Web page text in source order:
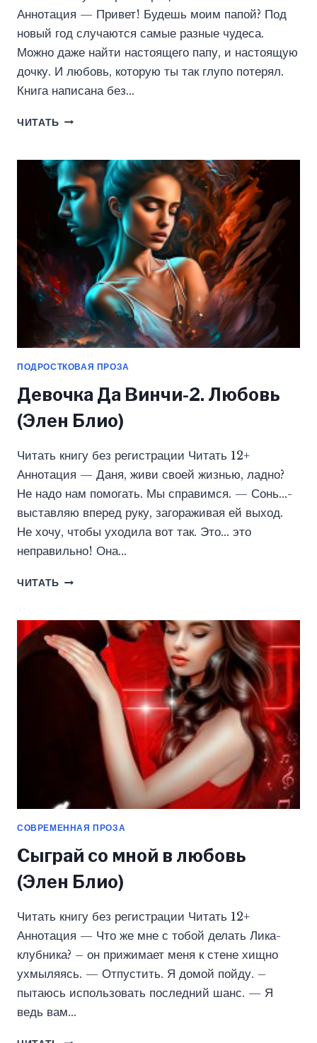
Аннотация — Привет! Будешь моим папой? Под
новый год случаются самые разные чудеса.
Можно даже найти настоящего папу, и настоящую
дочку. И любовь, которую ты так глупо потерял.
Книга написана без…
ЧИТАТЬ НОВОГОДНЕЕ
БЫВШЕГО
(ЭЛЕН
БЛИО)
ПОДРОСТКОВАЯ ПРОЗА
Девочка Да Винчи-2. Любовь
(Элен Блио)
Читать книгу без регистрации Читать 12+
Аннотация — Даня, живи своей жизнью, ладно?
Не надо нам помогать. Мы справимся. — Сонь…-
выставляю вперед руку, загораживая ей выход.
Не хочу, чтобы уходила вот так. Это… это
неправильно! Она…
ЧИТАТЬ ДЕВОЧКА
ЛЮБОВЬ
(ЭЛЕН
БЛИО)
СОВРЕМЕННАЯ ПРОЗА
Сыграй со мной в любовь
(Элен Блио)
Читать книгу без регистрации Читать 12+
Аннотация — Что же мне с тобой делать Лика-
клубника? – он прижимает меня к стене хищно
ухмыляясь. — Отпустить. Я домой пойду. –
пытаюсь использовать последний шанс. — Я
ведь вам…